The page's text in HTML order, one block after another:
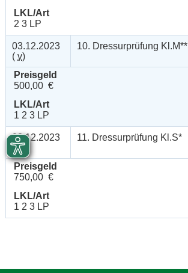
LKL/Art
2 3 LP
03.12.2023
( v)
10. Dressurprüfung Kl.M**
Preisgeld
500,00 €
LKL/Art
1 2 3 LP
03.12.2023
(n)
11. Dressurprüfung Kl.S*
Preisgeld
750,00 €
LKL/Art
1 2 3 LP